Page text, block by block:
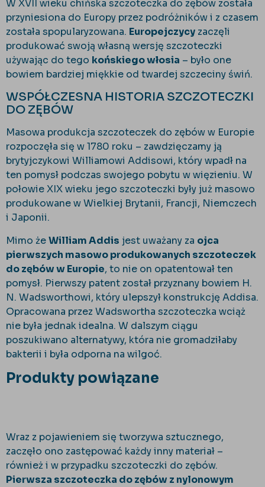
W XVII wieku chińska szczoteczka do zębów została
przyniesiona do Europy przez podróżników i z czasem
została spopularyzowana. Europejczycy zaczęli
produkować swoją własną wersję szczoteczki
używając do tego końskiego włosia – było one
bowiem bardziej miękkie od twardej szczeciny świń.
WSPÓŁCZESNA HISTORIA SZCZOTECZKI
DO ZĘBÓW
Masowa produkcja szczoteczek do zębów w Europie
rozpoczęła się w 1780 roku – zawdzięczamy ją
brytyjczykowi Williamowi Addisowi, który wpadł na
ten pomysł podczas swojego pobytu w więzieniu. W
połowie XIX wieku jego szczoteczki były już masowo
produkowane w Wielkiej Brytanii, Francji, Niemczech
i Japonii.
Mimo żeWilliam Addis jest uważany za ojca
pierwszych masowo produkowanych szczoteczek
do zębów w Europie, to nie on opatentował ten
pomysł. Pierwszy patent został przyznany bowiem H.
N. Wadsworthowi, który ulepszył konstrukcję Addisa.
Opracowana przez Wadswortha szczoteczka wciąż
nie była jednak idealna. W dalszym ciągu
poszukiwano alternatywy, która nie gromadziłaby
bakterii i była odporna na wilgoć.
Produkty powiązane
Wraz z pojawieniem się tworzywa sztucznego,
zaczęło ono zastępować każdy inny materiał –
również i w przypadku szczoteczki do zębów.
Pierwsza szczoteczka do zębów z nylonowym